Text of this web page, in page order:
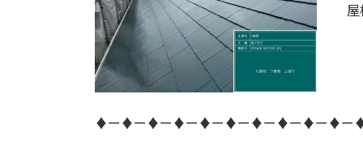
♦ー♦ー♦ー♦ー♦ー♦ー♦ー♦ー♦ー♦